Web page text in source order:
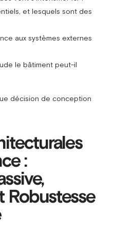
et lesquels sont des
aux systèmes externes
le bâtiment peut-il
décision de conception
:
Robustesse